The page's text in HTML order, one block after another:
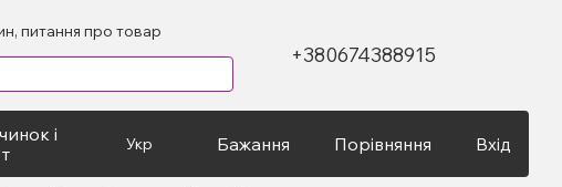
питання про товар
+380674388915
і
Укр Бажання Порівняння Вхід